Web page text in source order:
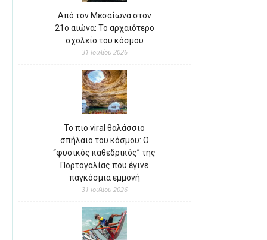
Από τον Μεσαίωνα στον
21ο αιώνα: Το αρχαιότερο
σχολείο του κόσμου
31 Ιουλίου 2026
Το πιο viral θαλάσσιο
σπήλαιο του κόσμου: Ο
“φυσικός καθεδρικός” της
Πορτογαλίας που έγινε
παγκόσμια εμμονή
31 Ιουλίου 2026